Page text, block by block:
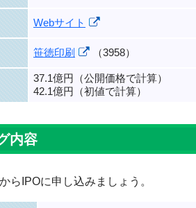
Webサイト
笹徳印刷 （3958）
37.1億円（公開価格で計算）
42.1億円（初値で計算）
内容
からIPOに申し込みましょう。